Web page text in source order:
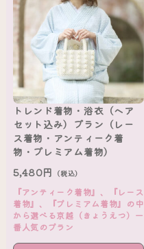
トレンド着物・浴衣（ヘア
セット込み）プラン（レー
ス着物・アンティーク着
物・プレミアム着物）
5,480円 （税込）
『アンティーク着物』、『レース
着物』、『プレミアム着物』の中
から選べる京越（きょうえつ）一
番人気のプラン